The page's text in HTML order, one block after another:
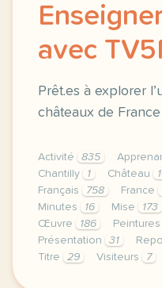
avec
Prêt.es à explorer
châteaux de France
Activité 835
Chantilly
1 Château
Français
758 France
Minutes
16 Mise 173
Œuvre
186 Peintures
Présentation
31
Titre
29 Visiteurs 7
le respect de